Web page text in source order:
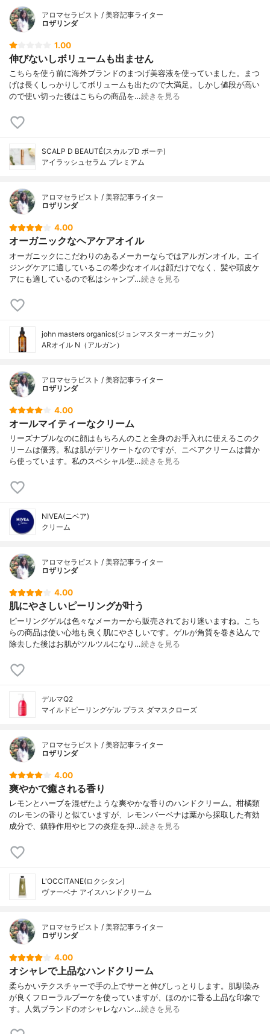
アロマセラピスト / 美容記事ライター
ロザリンダ
1.00
伸びないしボリュームも出ません
こちらを使う前に海外ブランドのまつげ美容液を使っていました。まつ
げは長くしっかりしてボリュームも出たので大満足。しかし値段が高い
ので使い切った後はこちらの商品を…続きを見る
SCALP D BEAUTÉ(スカルプD ボーテ)
アイラッシュセラム プレミアム
アロマセラピスト / 美容記事ライター
ロザリンダ
4.00
オーガニックなヘアケアオイル
オーガニックにこだわりのあるメーカーならではアルガンオイル。エイ
ジングケアに適しているこの希少なオイルは顔だけでなく、髪や頭皮ケ
アにも適しているので私はシャンプ…続きを見る
john masters organics(ジョンマスターオーガニック)
ARオイル N（アルガン）
アロマセラピスト / 美容記事ライター
ロザリンダ
4.00
オールマイティーなクリーム
リーズナブルなのに顔はもちろんのこと全身のお手入れに使えるこのク
リームは優秀。私は肌がデリケートなのですが、ニベアクリームは昔か
ら使っています。私のスペシャル使…続きを見る
NIVEA(ニベア)
クリーム
アロマセラピスト / 美容記事ライター
ロザリンダ
4.00
肌にやさしいピーリングが叶う
ピーリングゲルは色々なメーカーから販売されており迷いますね。こち
らの商品は使い心地も良く肌にやさしいです。ゲルが角質を巻き込んで
除去した後はお肌がツルツルになり…続きを見る
デルマQ2
マイルドピーリングゲル プラス ダマスクローズ
アロマセラピスト / 美容記事ライター
ロザリンダ
4.00
爽やかで癒される香り
レモンとハーブを混ぜたような爽やかな香りのハンドクリーム。柑橘類
のレモンの香りと似ていますが、レモンバーベナは葉から採取した有効
成分で、鎮静作用やヒフの炎症を抑…続きを見る
L'OCCITANE(ロクシタン)
ヴァーベナ アイスハンドクリーム
アロマセラピスト / 美容記事ライター
ロザリンダ
4.00
オシャレで上品なハンドクリーム
柔らかいテクスチャーで手の上でサーと伸びしっとりします。肌馴染み
が良くフローラルブーケを使っていますが、ほのかに香る上品な印象で
す。人気ブランドのオシャレなハン…続きを見る